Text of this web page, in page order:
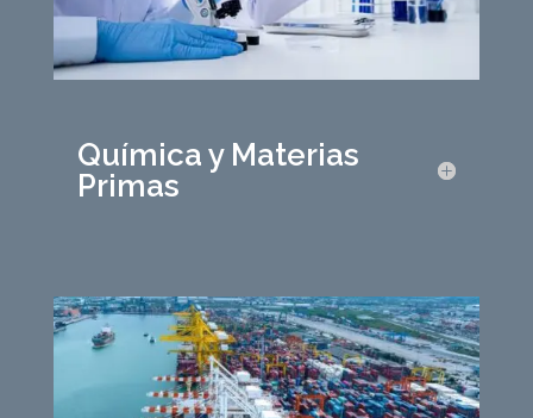
Química y Materias
Primas